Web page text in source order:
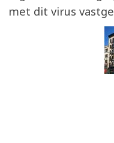
met dit virus